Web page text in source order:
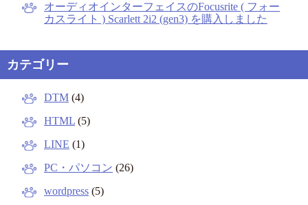
オーディオインターフェイスのFocusrite ( フォー
カスライト ) Scarlett 2i2 (gen3) を購入しました
カテゴリー
DTM (4)
HTML (5)
LINE (1)
PC・パソコン (26)
wordpress (5)